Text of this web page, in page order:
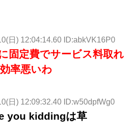
日) 12:04:14.60 ID:abkVK16P0
固定費でサービス料取れ
率悪いわ
日) 12:09:32.40 ID:w50dpfWg0
you kiddingは草